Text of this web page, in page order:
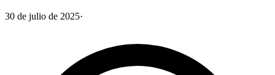
30 de julio de 2025·